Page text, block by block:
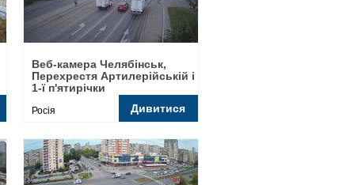
Веб-камера Челябінськ,
Перехрестя Артилерійській і
1-ї п'ятирічки
Росія Дивитися